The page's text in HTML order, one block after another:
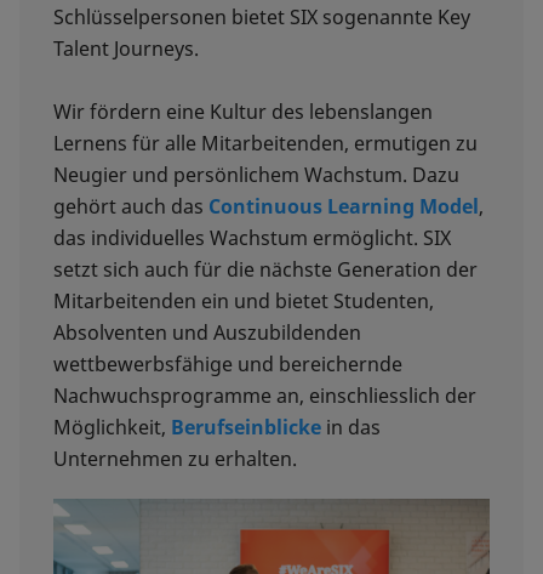
Schlüsselpersonen bietet SIX sogenannte Key
Talent Journeys.
Wir fördern eine Kultur des lebenslangen
Lernens für alle Mitarbeitenden, ermutigen zu
Neugier und persönlichem Wachstum. Dazu
gehört auch das Continuous Learning Model,
das individuelles Wachstum ermöglicht. SIX
setzt sich auch für die nächste Generation der
Mitarbeitenden ein und bietet Studenten,
Absolventen und Auszubildenden
wettbewerbsfähige und bereichernde
Nachwuchsprogramme an, einschliesslich der
Möglichkeit, Berufseinblicke in das
Unternehmen zu erhalten.